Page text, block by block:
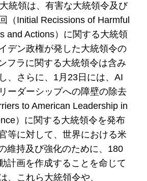
統領は、有害な大統領令及び
（Initial Recissions of Harmful
and Actions）に関する大統領
デン政権が発した大統領令の
フラに関する大統領令は含み
、さらに、1月23日には、AI
ーダーシップへの障壁の除去
to American Leadership in
）に関する大統領令を発布
等に対して、世界における米
維持及び強化のために、180
計画を作成することを命じて
、これら大統領令や、